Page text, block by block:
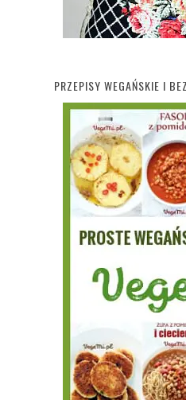
PRZEPISY WEGAŃSKIE I